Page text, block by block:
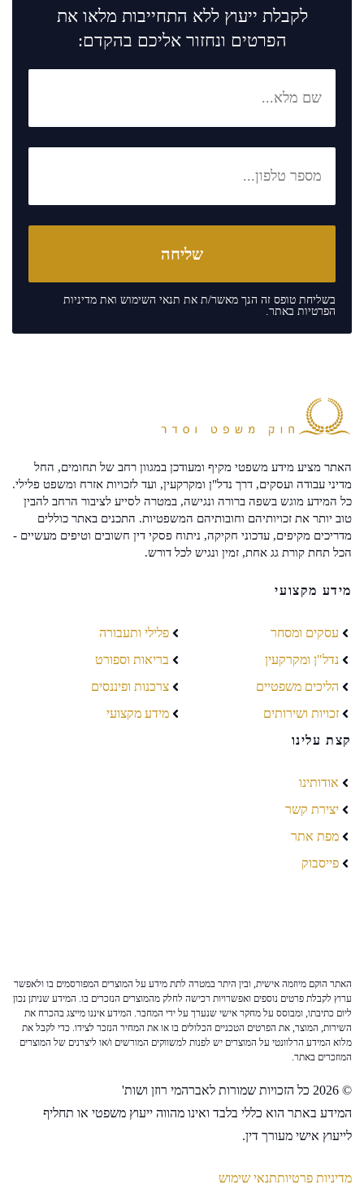
לקבלת ייעוץ ללא התחייבות מלאו את
הפרטים ונחזור אליכם בהקדם:
בשליחת טופס זה הנך מאשר/ת את תנאי השימוש ואת מדיניות
הפרטיות באתר.
האתר מציע מידע משפטי מקיף ומעודכן במגוון רחב של תחומים, החל
מדיני עבודה ועסקים, דרך נדל"ן ומקרקעין, ועד לזכויות אזרח ומשפט פלילי.
כל המידע מוגש בשפה ברורה ונגישה, במטרה לסייע לציבור הרחב להבין
טוב יותר את זכויותיהם וחובותיהם המשפטיות. התכנים באתר כוללים
מדריכים מקיפים, עדכוני חקיקה, ניתוח פסקי דין חשובים וטיפים מעשיים -
הכל תחת קורת גג אחת, זמין ונגיש לכל דורש.
מידע מקצועי
עסקים ומסחר
נדל"ן ומקרקעין
הליכים משפטיים
זכויות ושירותים
פלילי ותעבורה
בריאות וספורט
צרכנות ופיננסים
מידע מקצועי
קצת עלינו
אודותינו
יצירת קשר
מפת אתר
פייסבוק
האתר הוקם מיוזמה אישית, ובין היתר במטרה לתת מידע על המוצרים המפורסמים בו ולאפשר
ערוץ לקבלת פרטים נוספים ואפשרויות רכישה לחלק מהמוצרים הנזכרים בו. המידע שניתן נכון
ליום כתיבתו, ומבוסס על מחקר אישי שנערך על ידי המחבר. המידע איננו מייצג בהכרח את
השירות, המוצר, את הפרטים הטכניים הכלולים בו או את המחיר הנזכר לצידו. כדי לקבל את
מלוא המידע הרלוונטי על המוצרים יש לפנות למשווקים המורשים ו/או ליצרנים של המוצרים
המוזכרים באתר.
© 2026 כל הזכויות שמורות לאברהמי רוזן ושות'
המידע באתר הוא כללי בלבד ואינו מהווה ייעוץ משפטי או תחליף
לייעוץ אישי מעורך דין.
מדיניות פרטיותתנאי שימוש